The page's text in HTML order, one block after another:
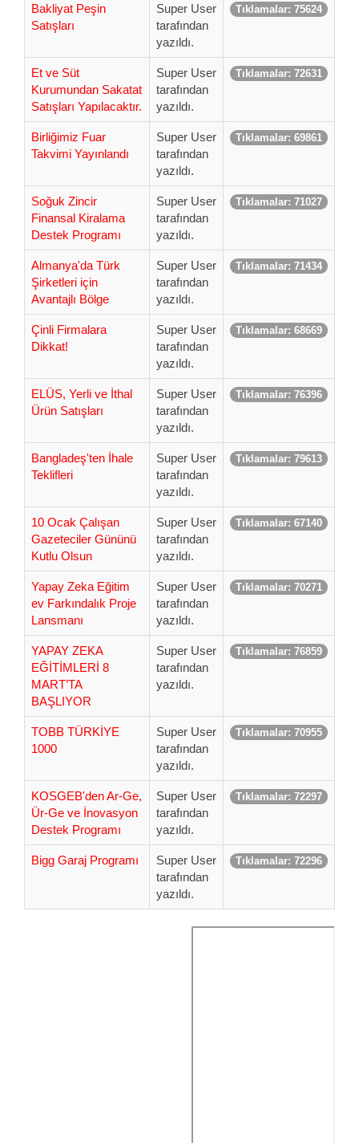
Bakliyat Peşin
Satışları
Super User
tarafından
yazıldı.
Tıklamalar: 75624
Et ve Süt
Kurumundan Sakatat
Satışları Yapılacaktır.
Super User
tarafından
yazıldı.
Tıklamalar: 72631
Birliğimiz Fuar
Takvimi Yayınlandı
Super User
tarafından
yazıldı.
Tıklamalar: 69861
Soğuk Zincir
Finansal Kiralama
Destek Programı
Super User
tarafından
yazıldı.
Tıklamalar: 71027
Almanya'da Türk
Şirketleri için
Avantajlı Bölge
Super User
tarafından
yazıldı.
Tıklamalar: 71434
Çinli Firmalara
Dikkat!
Super User
tarafından
yazıldı.
Tıklamalar: 68669
ELÜS, Yerli ve İthal
Ürün Satışları
Super User
tarafından
yazıldı.
Tıklamalar: 76396
Bangladeş'ten İhale
Teklifleri
Super User
tarafından
yazıldı.
Tıklamalar: 79613
10 Ocak Çalışan
Gazeteciler Gününü
Kutlu Olsun
Super User
tarafından
yazıldı.
Tıklamalar: 67140
Yapay Zeka Eğitim
ev Farkındalık Proje
Lansmanı
Super User
tarafından
yazıldı.
Tıklamalar: 70271
YAPAY ZEKA
EĞİTİMLERİ 8
MART’TA
BAŞLIYOR
Super User
tarafından
yazıldı.
Tıklamalar: 76859
TOBB TÜRKİYE
1000
Super User
tarafından
yazıldı.
Tıklamalar: 70955
KOSGEB'den Ar-Ge,
Ür-Ge ve İnovasyon
Destek Programı
Super User
tarafından
yazıldı.
Tıklamalar: 72297
Bigg Garaj Programı
Super User
tarafından
yazıldı.
Tıklamalar: 72296